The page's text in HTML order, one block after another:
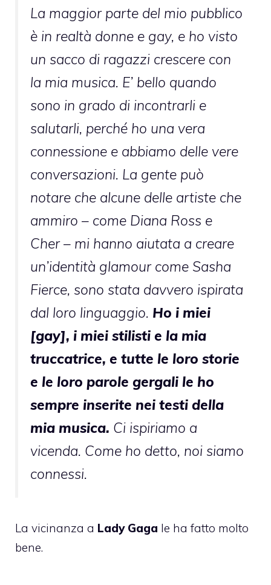
La maggior parte del mio pubblico
è in realtà donne e gay, e ho visto
un sacco di ragazzi crescere con
la mia musica. E’ bello quando
sono in grado di incontrarli e
salutarli, perché ho una vera
connessione e abbiamo delle vere
conversazioni. La gente può
notare che alcune delle artiste che
ammiro – come Diana Ross e
Cher – mi hanno aiutata a creare
un’identità glamour come Sasha
Fierce, sono stata davvero ispirata
dal loro linguaggio. Ho i miei
[gay], i miei stilisti e la mia
truccatrice, e tutte le loro storie
e le loro parole gergali le ho
sempre inserite nei testi della
mia musica. Ci ispiriamo a
vicenda. Come ho detto, noi siamo
connessi.
La vicinanza a Lady Gaga le ha fatto molto
bene.